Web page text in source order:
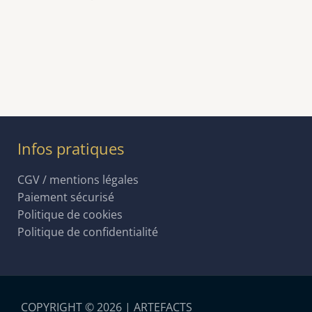
Infos pratiques
CGV / mentions légales
Paiement sécurisé
Politique de cookies
Politique de confidentialité
COPYRIGHT © 2026 | ARTEFACTS